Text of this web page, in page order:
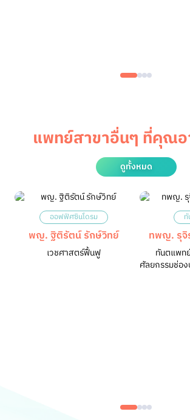
แพทย์สาขาอื่นๆ ที่คุณอ
ดูทั้งหมด
ออฟฟิศซินโดรม
พญ. ฐิติรัตน์ รักษ์วิทย์
เวชศาสตร์ฟื้นฟู
ทพญ. รุจิ
ทันตแพท
ศัลยกรรมช่อ